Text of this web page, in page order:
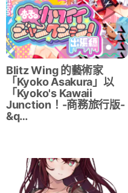
Blitz Wing 的藝術家
「Kyoko Asakura」以
「Kyoko's Kawaii
Junction！-商務旅行版-
&q…